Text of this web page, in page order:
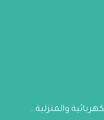
والمنزلية...